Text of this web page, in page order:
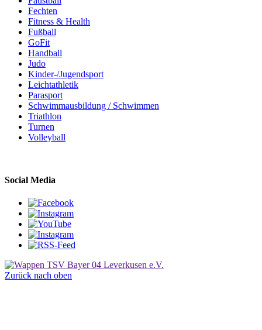
Fechten
Fitness & Health
Fußball
GoFit
Handball
Judo
Kinder-/Jugendsport
Leichtathletik
Parasport
Schwimmausbildung / Schwimmen
Triathlon
Turnen
Volleyball
Social Media
Zurück nach oben